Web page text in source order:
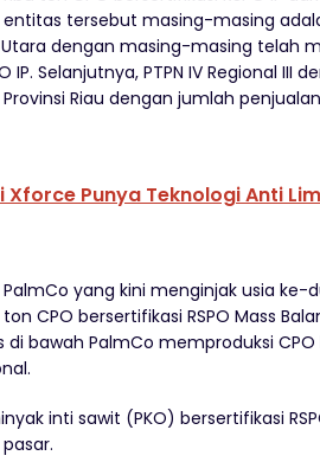
tersebut masing-masing
dengan masing-masing telah
IP. Selanjutnya, PTPN IV Regional III
Riau dengan jumlah penjualan
Xforce Punya Teknologi Anti
PalmCo yang kini menginjak usia
CPO bersertifikasi RSPO Mass
bawah PalmCo memproduksi CPO
inti sawit (PKO) bersertifikasi